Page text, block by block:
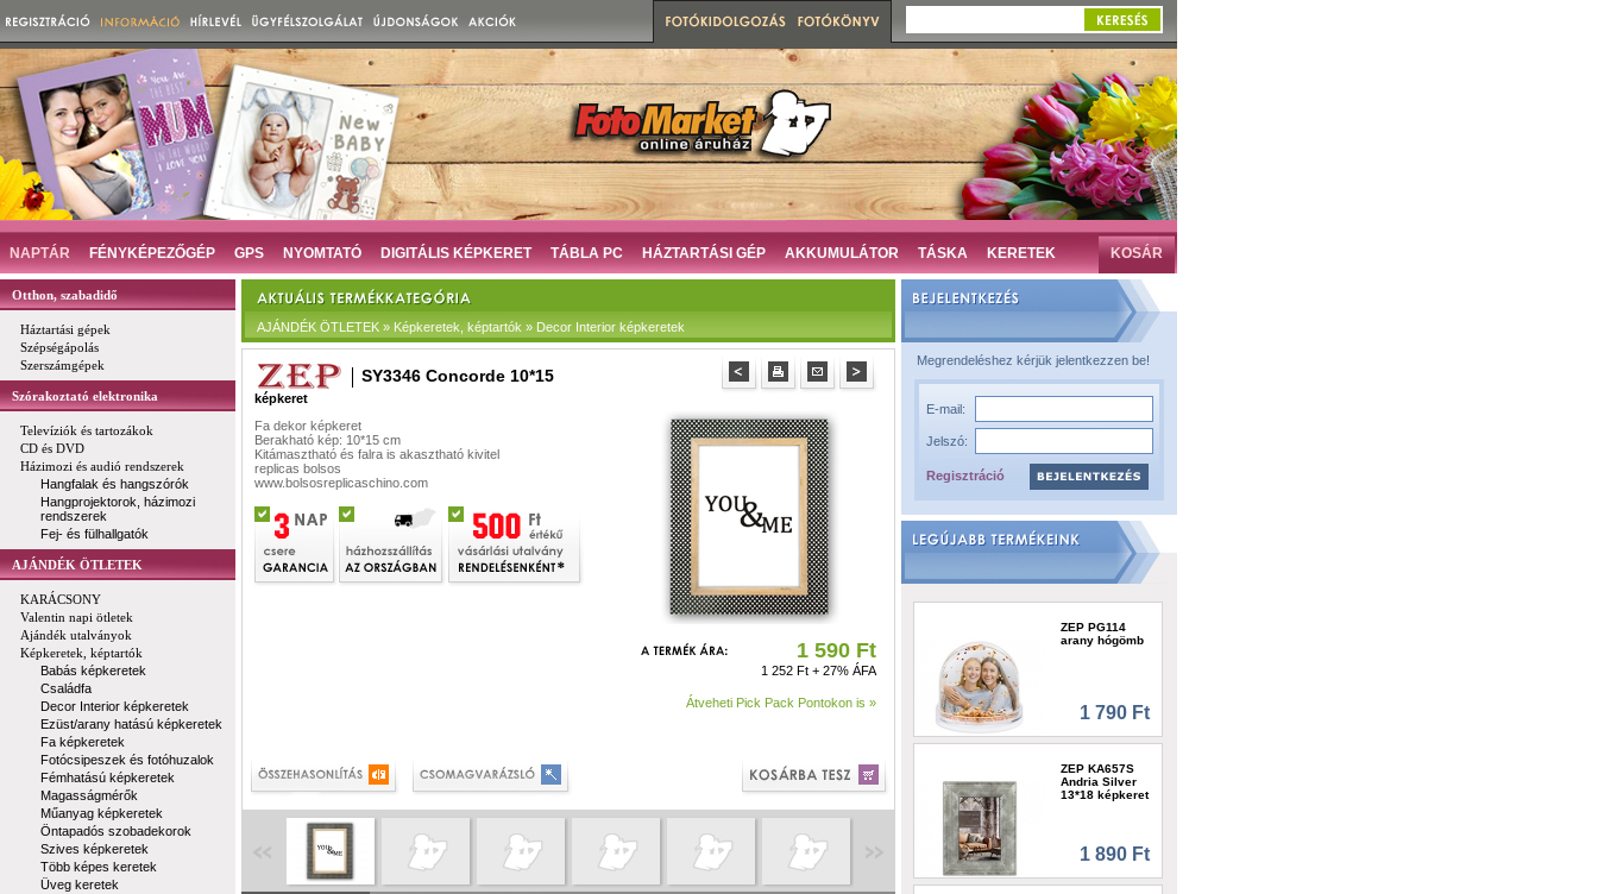
NAPTÁR FÉNYKÉPEZŐGÉP GPS NYOMTATÓ DIGITÁLIS KÉPKERET TÁBLA PC HÁZTARTÁSI GÉP AKKUMULÁTOR TÁSKA KERETEK KOSÁR
Otthon, szabadidő
Háztartási gépek
Szépségápolás
Szerszámgépek
Szórakoztató elektronika
Televíziók és tartozákok
CD és DVD
Házimozi és audió rendszerek
Hangfalak és hangszórók
Hangprojektorok, házimozi
rendszerek
Fej- és fülhallgatók
AJÁNDÉK ÖTLETEK
KARÁCSONY
Valentin napi ötletek
Ajándék utalványok
Képkeretek, képtartók
Babás képkeretek
Családfa
Decor Interior képkeretek
Ezüst/arany hatású képkeretek
Fa képkeretek
Fotócsipeszek és fotóhuzalok
Fémhatású képkeretek
Magasságmérők
Műanyag képkeretek
Öntapadós szobadekorok
Szives képkeretek
Több képes keretek
Üveg keretek
AJÁNDÉK ÖTLETEK » Képkeretek, képtartók » Decor Interior képkeretek
SY3346 Concorde 10*15
képkeret
Fa dekor képkeret
Berakható kép: 10*15 cm
Kitámasztható és falra is akasztható kivitel
replicas bolsos
www.bolsosreplicaschino.com
1 590 Ft
1 252 Ft + 27% ÁFA
Átveheti Pick Pack Pontokon is »
Megrendeléshez kérjük jelentkezzen be!
E-mail:
Jelszó:
Regisztráció
ZEP PG114
arany hógömb
1 790 Ft
ZEP KA657S
Andria Silver
13*18 képkeret
1 890 Ft